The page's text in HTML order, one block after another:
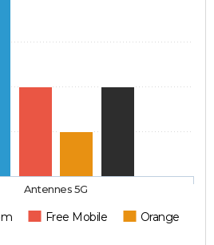
Free Mobile
Orange
Antennes 5G